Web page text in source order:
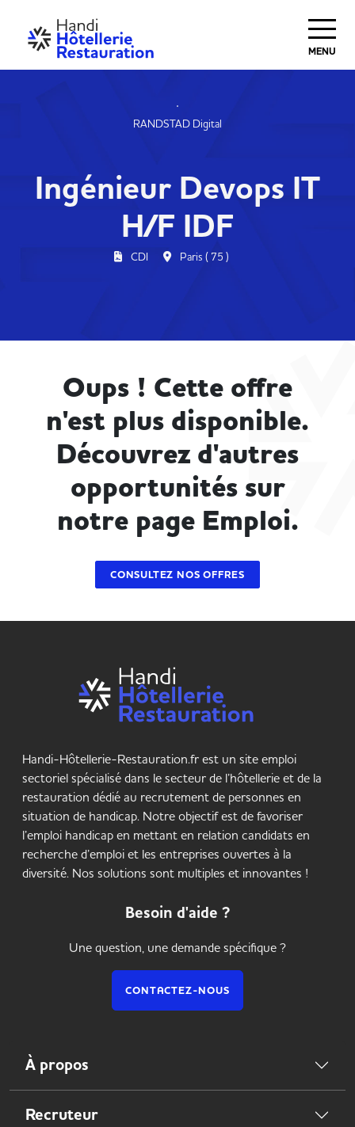
MENU
RANDSTAD Digital
Ingénieur Devops IT
H/F IDF
CDI Paris ( 75 )
Oups ! Cette offre
n'est plus disponible.
Découvrez d'autres
opportunités sur
notre page Emploi.
CONSULTEZ NOS OFFRES
Handi-Hôtellerie-Restauration.fr est un site emploi
sectoriel spécialisé dans le secteur de l’hôtellerie et de la
restauration dédié au recrutement de personnes en
situation de handicap. Notre objectif est de favoriser
l’emploi handicap en mettant en relation candidats en
recherche d’emploi et les entreprises ouvertes à la
diversité. Nos solutions sont multiples et innovantes !
Besoin d'aide ?
Une question, une demande spécifique ?
CONTACTEZ-NOUS
À propos
Recruteur